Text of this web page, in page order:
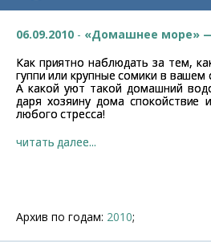
06.09.2010 - «Домашнее море»
Как приятно наблюдать за тем,
гуппи или крупные сомики в вашем
А какой уют такой домашний
даря хозяину дома спокойствие
любого стресса!
читать далее...
Архив по годам: 2010;